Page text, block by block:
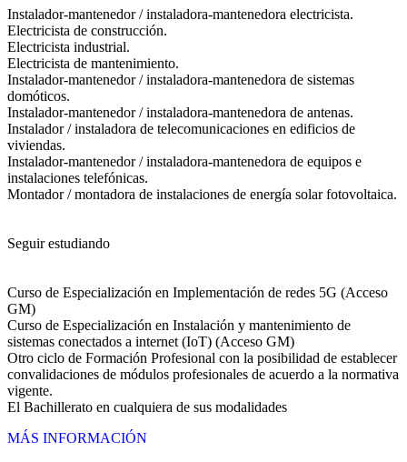
Instalador-mantenedor / instaladora-mantenedora electricista.
Electricista de construcción.
Electricista industrial.
Electricista de mantenimiento.
Instalador-mantenedor / instaladora-mantenedora de sistemas
domóticos.
Instalador-mantenedor / instaladora-mantenedora de antenas.
Instalador / instaladora de telecomunicaciones en edificios de
viviendas.
Instalador-mantenedor / instaladora-mantenedora de equipos e
instalaciones telefónicas.
Montador / montadora de instalaciones de energía solar fotovoltaica.
Seguir estudiando
Curso de Especialización en Implementación de redes 5G (Acceso
GM)
Curso de Especialización en Instalación y mantenimiento de
sistemas conectados a internet (IoT) (Acceso GM)
Otro ciclo de Formación Profesional con la posibilidad de establecer
convalidaciones de módulos profesionales de acuerdo a la normativa
vigente.
El Bachillerato en cualquiera de sus modalidades
MÁS INFORMACIÓN